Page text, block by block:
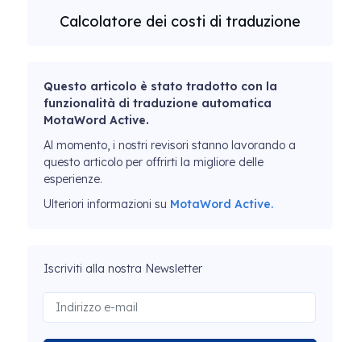
Calcolatore dei costi di traduzione
Questo articolo è stato tradotto con la
funzionalità di traduzione automatica
MotaWord Active.
Al momento, i nostri revisori stanno lavorando a
questo articolo per offrirti la migliore delle
esperienze.
Ulteriori informazioni su MotaWord Active.
Iscriviti alla nostra Newsletter